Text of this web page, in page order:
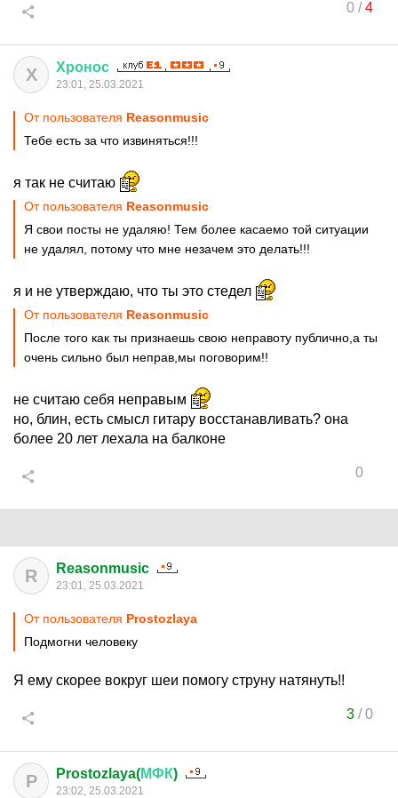
0/4
Х Хронос
23:01, 25.03.2021
От пользователя Reasonmusic
Тебе есть за что извиняться!!!
я так не считаю
От пользователя Reasonmusic
Я свои посты не удаляю! Тем более касаемо той ситуации
не удалял, потому что мне незачем это делать!!!
я и не утверждаю, что ты это стедел
От пользователя Reasonmusic
После того как ты признаешь свою неправоту публично,а ты
очень сильно был неправ,мы поговорим!!
не считаю себя неправым
но, блин, есть смысл гитару восстанавливать? она
более 20 лет лехала на балконе
0
R Reasonmusic
23:01, 25.03.2021
От пользователя Prostozlaya
Подмогни человеку
Я ему скорее вокруг шеи помогу струну натянуть!!
3/0
P Prostozlaya(МФК)
23:02, 25.03.2021